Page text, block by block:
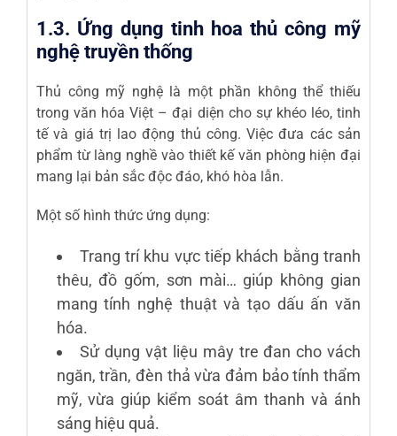
1.3. Ứng dụng tinh hoa thủ công mỹ
nghệ truyền thống
Thủ công mỹ nghệ là một phần không thể thiếu
trong văn hóa Việt – đại diện cho sự khéo léo, tinh
tế và giá trị lao động thủ công. Việc đưa các sản
phẩm từ làng nghề vào thiết kế văn phòng hiện đại
mang lại bản sắc độc đáo, khó hòa lẫn.
Một số hình thức ứng dụng:
Trang trí khu vực tiếp khách bằng tranh
thêu, đồ gốm, sơn mài… giúp không gian
mang tính nghệ thuật và tạo dấu ấn văn
hóa.
Sử dụng vật liệu mây tre đan cho vách
ngăn, trần, đèn thả vừa đảm bảo tính thẩm
mỹ, vừa giúp kiểm soát âm thanh và ánh
sáng hiệu quả.